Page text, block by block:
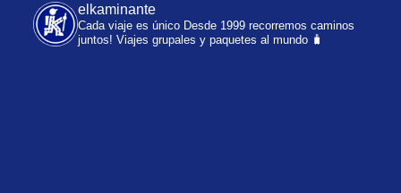
elkaminante
Cada viaje es único Desde 1999 recorremos caminos
juntos! Viajes grupales y paquetes al mundo 🧳